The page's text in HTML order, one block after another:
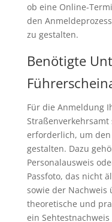
ob eine Online-
den
zu gestalten.
Benötigte
Für die Anmeldung
erforderlich, um den
gestalten. Dazu
Personalausweis
Passfoto, das nicht
sowie der Nachweis
theoretische und
ein